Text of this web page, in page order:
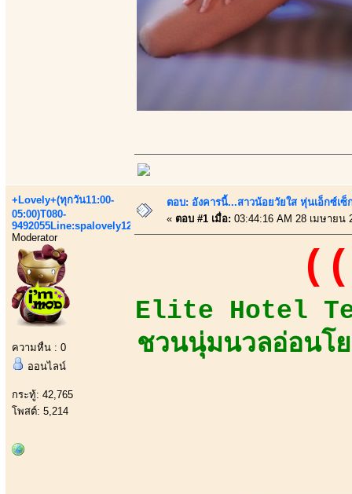
+Lovely+(ทุกวัน11:00-
05:00)T080-
9492055Line:spalovely123
Moderator
ความหื่น : 0
ออนไลน์
กระทู้: 42,765
โพสต์: 5,214
ตอบ: อังคารนี้...สาวน้อยวัยใส หุ่นเอ็กซ์เ
« ตอบ #1 เมื่อ: 03:44:16 AM 28 เมษายน
((
Elite Hotel
ชวนนุ่มนวลอ่อน